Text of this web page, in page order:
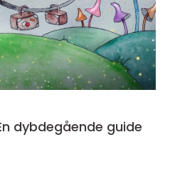
dybdegående guide